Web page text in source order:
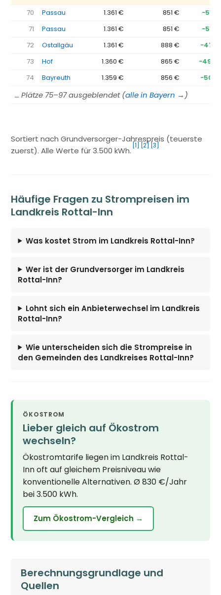
70
Passau 1.361 € 851 €
−510
71
Passau 1.361 € 851 €
−510
72
Ostallgäu 1.361 € 888 €
−473
73
Hof 1.360 € 865 €
−494
74
Bayreuth 1.359 € 856 € −503
… Plätze 75–97 ausgeblendet (alle in Bayern → )
Sortiert nach Grundversorger-Jahrespreis (teuerste
zuerst). Alle Werte für 3.500 kWh.
[1] [2] [3]
Häufige Fragen zu Strompreisen im
Landkreis Rottal-Inn
Was kostet Strom im Landkreis Rottal-Inn?
Wer ist der Grundversorger im Landkreis
Rottal-Inn?
Lohnt sich ein Anbieterwechsel im Landkreis
Rottal-Inn?
Wie unterscheiden sich die Strompreise in
den Gemeinden des Landkreises Rottal-Inn?
ÖKOSTROM
Lieber gleich auf Ökostrom
wechseln?
Ökostromtarife liegen im Landkreis Rottal-
Inn oft auf gleichem Preisniveau wie
konventionelle Alternativen. Ø 830 €/Jahr
bei 3.500 kWh.
Zum Ökostrom-Vergleich →
Berechnungsgrundlage und
Quellen